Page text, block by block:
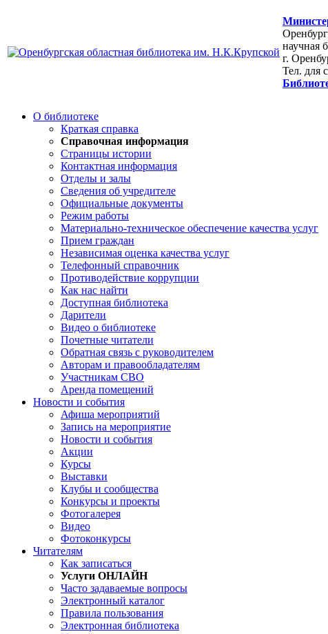
научная
г.
Тел. для
О библиотеке
Краткая справка
Справочная информация
Страницы истории
Контактная информация
Отделы и залы
Сведения об учредителе
Официальные документы
Режим работы
Материально-техническое обеспечение качества услуг
Прием граждан
Независимая оценка качества услуг
Телефонный справочник
Противодействие коррупции
Как нас найти
Доступная библиотека
Дарители
Видео о библиотеке
Почетные читатели
Обратная связь с руководителем
Авторам и правообладателям
Участникам СВО
Аренда помещений
Новости и события
Афиша мероприятий
Запись на мероприятие
Новости и события
Акции
Курсы
Выставки
Клубы и сообщества
Конкурсы и проекты
Фотогалерея
Видео
Фотоконкурсы
Читателям
Как записаться
Услуги ОНЛАЙН
Часто задаваемые вопросы
Электронный каталог
Правила пользования
Электронная библиотека